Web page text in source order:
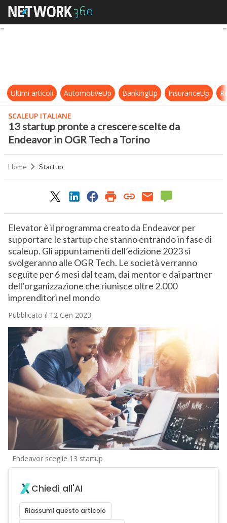
13 startup pronte a crescere
Ultimi articoli AutomotiveUp BankingUp InsuranceUp
SCALEUP ITALIANE
13 startup pronte a crescere scelte da
Endeavor in OGR Tech a Torino
Home Startup
Elevator è il programma creato da Endeavor per
supportare le startup che stanno entrando in fase di
scaleup. Gli appuntamenti dell’edizione 2023 si
svolgeranno alle OGR Tech. Le società verranno
seguite per 6 mesi dal team, dai mentor e dai partner
dell’organizzazione che riunisce oltre 2.000
imprenditori nel mondo
Pubblicato il 12 Gen 2023
Endeavor sceglie 13 startup
Chiedi all'AI
Riassumi questo articolo